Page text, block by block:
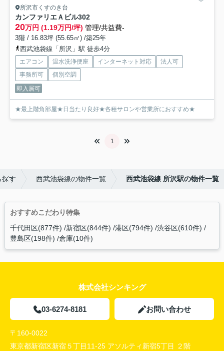
所沢市くすのき台
カンファリエＡビル302
20万円 (1.19万円/坪) 管理/共益費-
3階 / 16.83坪 (55.65㎡) /築25年
西武池袋線「所沢」駅 徒歩4分
エアコン 温水洗浄便座 インターネット対応
法人可
事務所可
個別空調
即入居可
★最上階角部屋★日当たり良好★各種サロンや営業所におすすめ★
1
探す 西武池袋線の物件一覧 西武池袋線 所沢駅の物件一覧
おすすめこだわり特集
千代田区(877件) 新宿区(844件) 港区(794件) 渋谷区(610件)
豊島区(198件) 倉庫(10件)
株式会社シンキング
03-6274-8181 お問い合わせ
〒160-0022
東京都新宿区新宿５丁目11-25 アソルティ新宿5丁目 ２階